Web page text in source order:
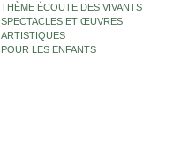
THÈME ÉCOUTE DES VIVANTS
SPECTACLES ET ŒUVRES
ARTISTIQUES
POUR LES ENFANTS